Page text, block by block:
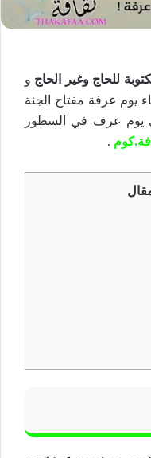
للحاج وغير الحاج و
يوم عرفة مفتاح الجنة
يوم عرف في السطور
.